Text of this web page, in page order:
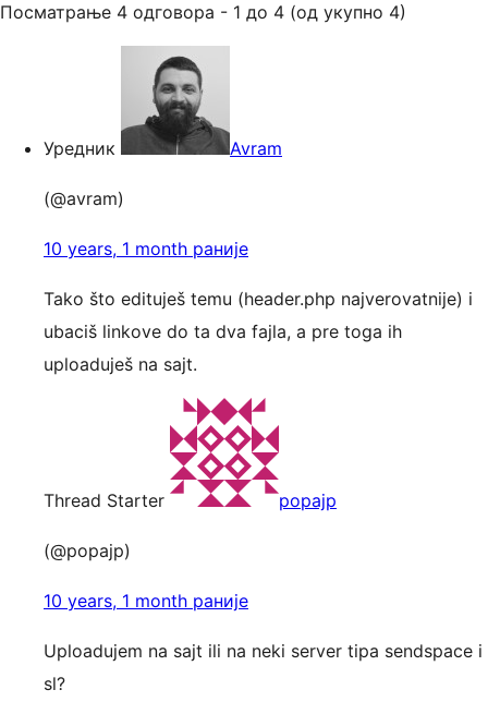
Посматрање 4 одговора - 1 до 4 (од укупно 4)
Уредник Avram
(@avram)
10 years, 1 month раније
Tako što edituješ temu (header.php najverovatnije) i
ubaciš linkove do ta dva fajla, a pre toga ih
uploaduješ na sajt.
Thread Starter popajp
(@popajp)
10 years, 1 month раније
Uploadujem na sajt ili na neki server tipa sendspace i
sl?